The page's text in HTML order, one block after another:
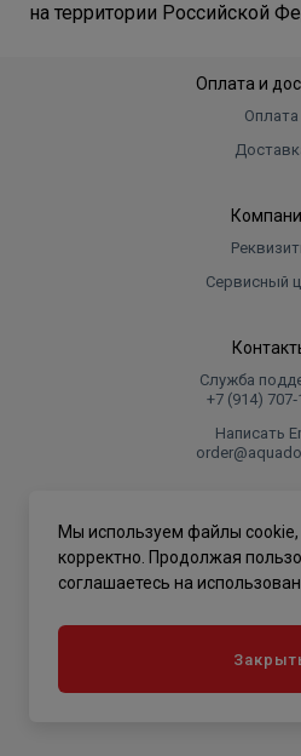
на территории Российской
Оплата и
Оплата
Сервисный
Служба
+7 (914)
Написать
.
Мы используем файлы cookie,
корректно. Продолжая
соглашаетесь на